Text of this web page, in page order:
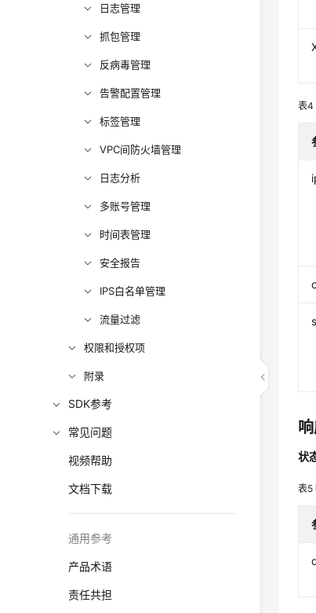
日志管理
抓包管理
反病毒管理
告警配置管理
标签管理
VPC间防火墙管理
日志分析
多账号管理
时间表管理
安全报告
IPS白名单管理
流量过滤
权限和授权项
附录
SDK参考
常见问题
视频帮助
文档下载
通用参考
产品术语
责任共担
表4
状
表5